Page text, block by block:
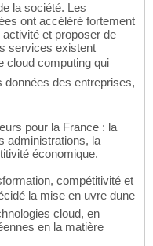
la société. Les
ont accéléré fortement
et proposer de
services existent
cloud computing qui
données des entreprises,
pour la France : la
administrations, la
économique.
compétitivité et
la mise en uvre dune
cloud, en
en la matière